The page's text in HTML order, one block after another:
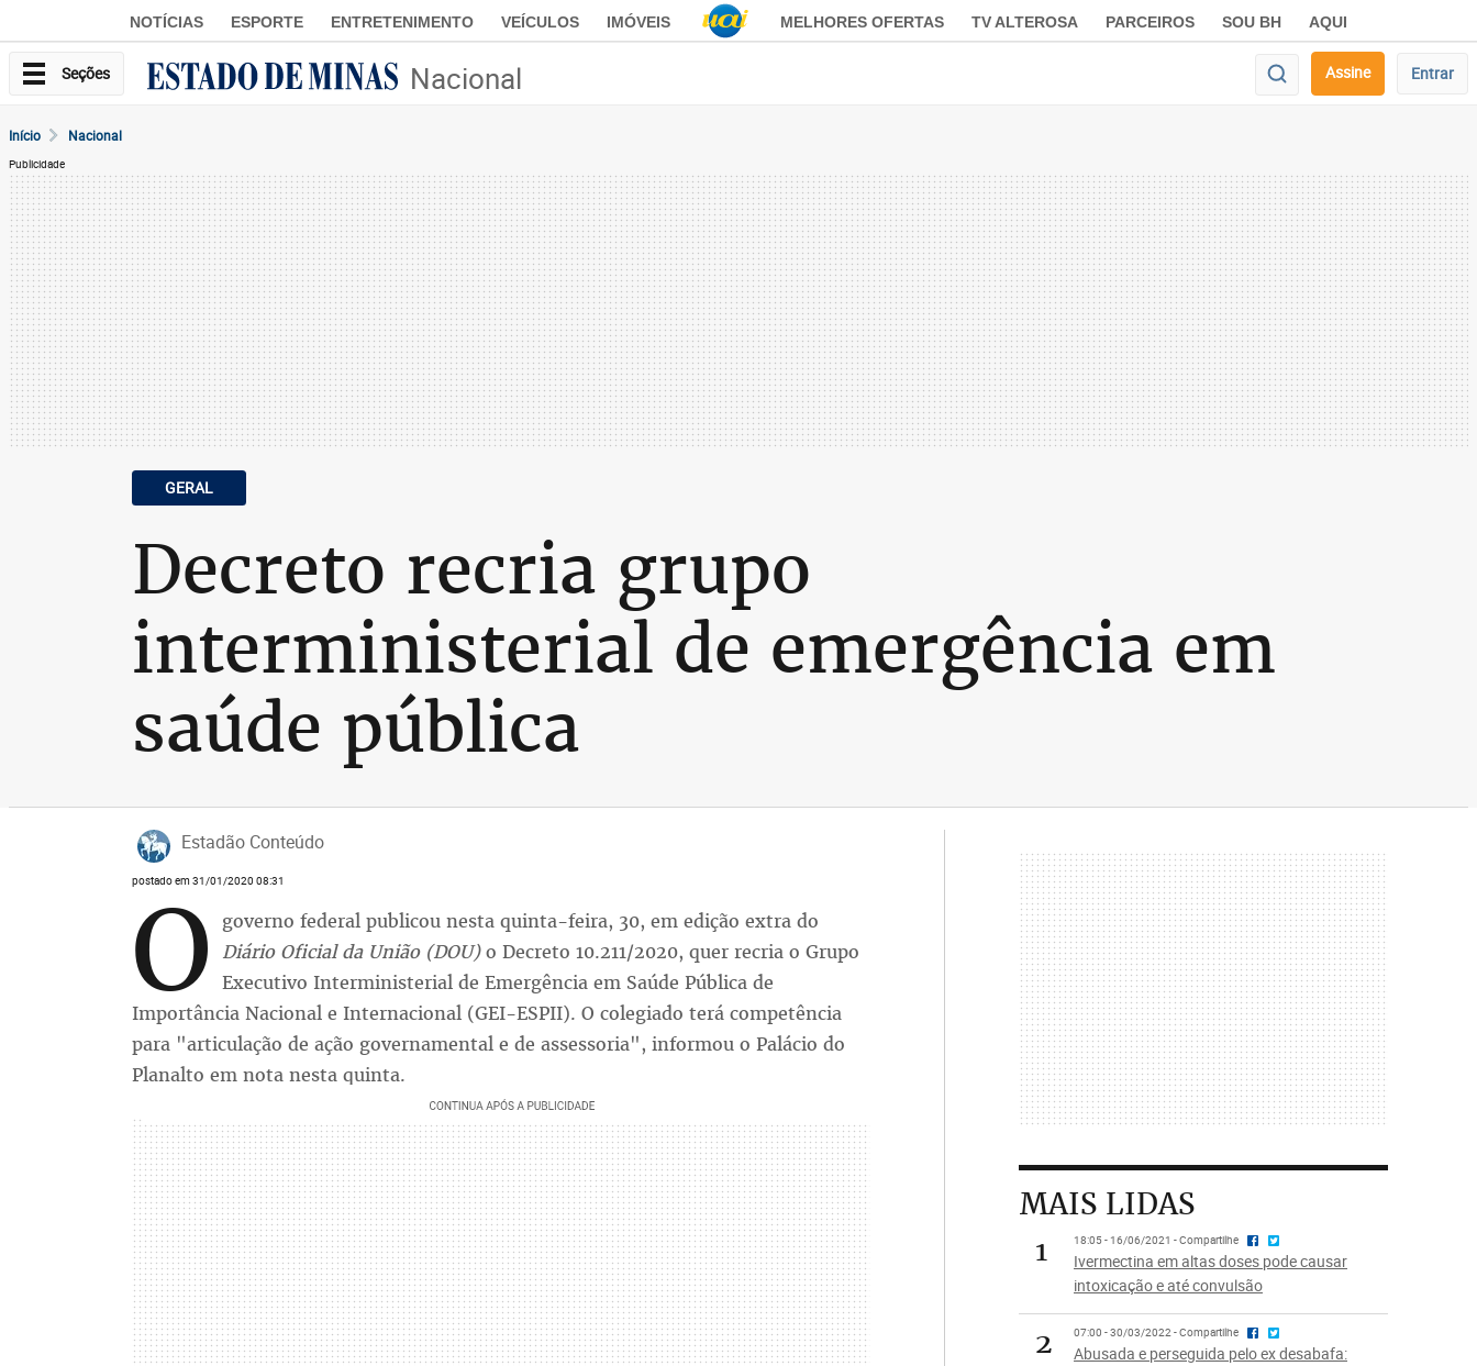
NOTÍCIAS ESPORTE ENTRETENIMENTO VEÍCULOS IMÓVEIS MELHORES OFERTAS TV ALTEROSA PARCEIROS SOU BH AQUI
Seções Nacional Assine Entrar
Início Nacional
Publicidade
GERAL
Decreto recria grupo
interministerial de emergência em
saúde pública
Estadão Conteúdo
postado em 31/01/2020 08:31
O
governo federal publicou nesta quinta-feira, 30, em edição extra do
Diário Oficial da União (DOU)o Decreto 10.211/2020, quer recria o Grupo
Executivo Interministerial de Emergência em Saúde Pública de
Importância Nacional e Internacional (GEI-ESPII). O colegiado terá competência
para "articulação de ação governamental e de assessoria", informou o Palácio do
Planalto em nota nesta quinta.
MAIS LIDAS
1
18:05 - 16/06/2021 - Compartilhe
Ivermectina em altas doses pode causar
intoxicação e até convulsão
2 07:00 - 30/03/2022 - Compartilhe
Abusada e perseguida pelo ex desabafa: